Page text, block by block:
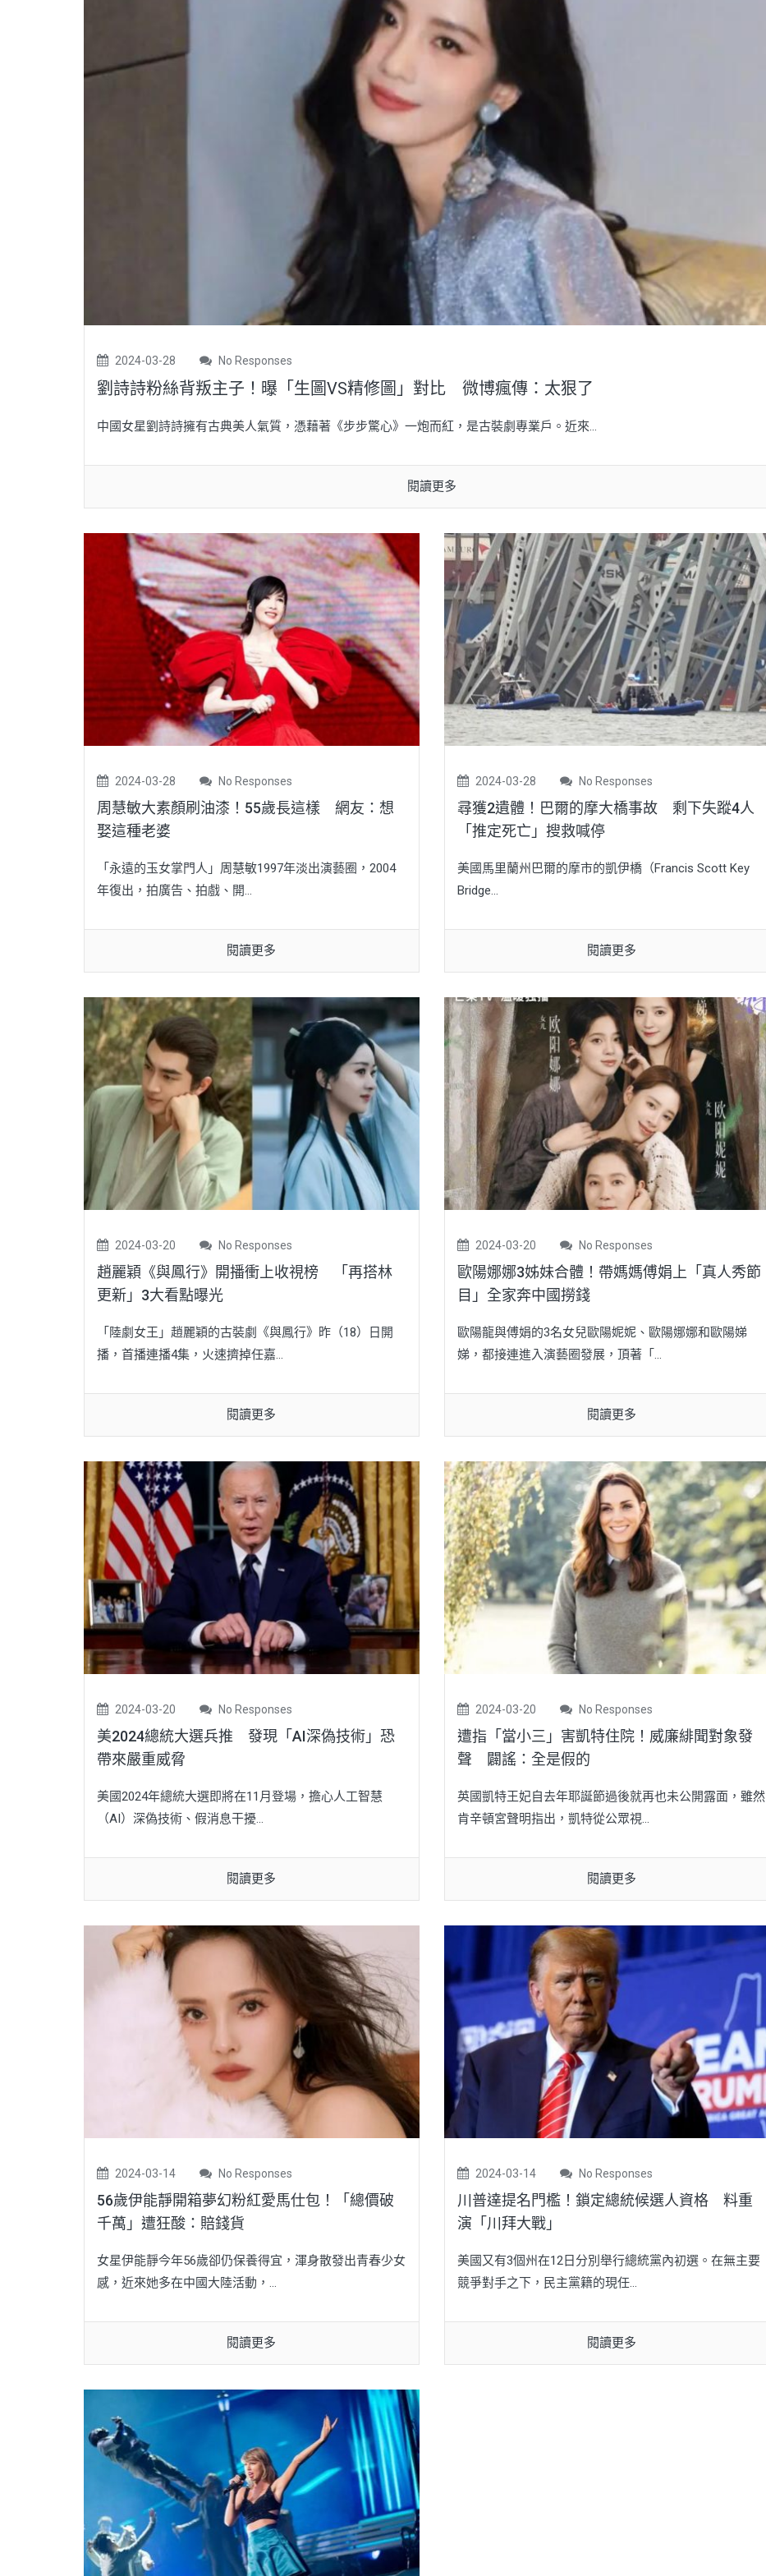
2024-03-28 No Responses
劉詩詩粉絲背叛主子！曝「生圖VS精修圖」對比 微博瘋傳：太狠了
中國女星劉詩詩擁有古典美人氣質，憑藉著《步步驚心》一炮而紅，是古裝劇專業戶。近來...
閱讀更多
2024-03-28 No Responses
周慧敏大素顏刷油漆！55歲長這樣 網友：想
娶這種老婆
「永遠的玉女掌門人」周慧敏1997年淡出演藝圈，2004
年復出，拍廣告、拍戲、開...
閱讀更多
2024-03-28 No Responses
尋獲2遺體！巴爾的摩大橋事故 剩下失蹤4人
「推定死亡」搜救喊停
美國馬里蘭州巴爾的摩市的凱伊橋（Francis Scott Key
Bridge...
閱讀更多
2024-03-20 No Responses
趙麗穎《與鳳行》開播衝上收視榜 「再搭林
更新」3大看點曝光
「陸劇女王」趙麗穎的古裝劇《與鳳行》昨（18）日開
播，首播連播4集，火速擠掉任嘉...
閱讀更多
2024-03-20 No Responses
歐陽娜娜3姊妹合體！帶媽媽傅娟上「真人秀節
目」全家奔中國撈錢
歐陽龍與傅娟的3名女兒歐陽妮妮、歐陽娜娜和歐陽娣
娣，都接連進入演藝圈發展，頂著「...
閱讀更多
2024-03-20 No Responses
美2024總統大選兵推 發現「AI深偽技術」恐
帶來嚴重威脅
美國2024年總統大選即將在11月登場，擔心人工智慧
（AI）深偽技術、假消息干擾...
閱讀更多
2024-03-20 No Responses
遭指「當小三」害凱特住院！威廉緋聞對象發
聲 闢謠：全是假的
英國凱特王妃自去年耶誕節過後就再也未公開露面，雖然
肯辛頓宮聲明指出，凱特從公眾視...
閱讀更多
2024-03-14 No Responses
56歲伊能靜開箱夢幻粉紅愛馬仕包！「總價破
千萬」遭狂酸：賠錢貨
女星伊能靜今年56歲卻仍保養得宜，渾身散發出青春少女
感，近來她多在中國大陸活動，...
閱讀更多
2024-03-14 No Responses
川普達提名門檻！鎖定總統候選人資格 料重
演「川拜大戰」
美國又有3個州在12日分別舉行總統黨內初選。在無主要
競爭對手之下，民主黨籍的現任...
閱讀更多